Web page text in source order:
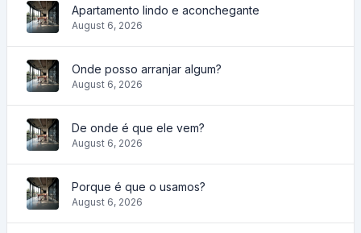
Apartamento lindo e aconchegante
August 6, 2026
Onde posso arranjar algum?
August 6, 2026
De onde é que ele vem?
August 6, 2026
Porque é que o usamos?
August 6, 2026